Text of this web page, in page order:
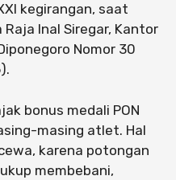
kegirangan, saat
Inal Siregar, Kantor
Nomor 30
bonus medali PON
masing atlet. Hal
karena potongan
membebani,